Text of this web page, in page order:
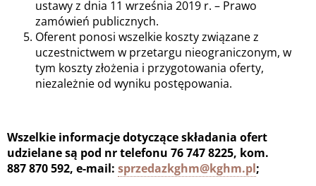
ustawy z dnia 11 września 2019 r. – Prawo
zamówień publicznych.
Oferent ponosi wszelkie koszty związane z
uczestnictwem w przetargu nieograniczonym, w
tym koszty złożenia i przygotowania oferty,
niezależnie od wyniku postępowania.
Wszelkie informacje dotyczące składania ofert
udzielane są pod nr telefonu 76 747 8225, kom.
887 870 592, e-mail: sprzedazkghm@kghm.pl;